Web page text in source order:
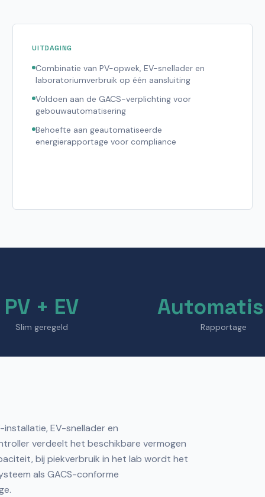
UITDAGING
Combinatie van PV-opwek, EV-snellader en
laboratoriumverbruik op één aansluiting
Voldoen aan de GACS-verplichting voor
gebouwautomatisering
Behoefte aan geautomatiseerde
energierapportage voor compliance
PV + EV
Slim geregeld Rapportage
EV-snellader en
verdeelt het beschikbare vermogen
bij piekverbruik in het lab wordt het
als GACS-conforme